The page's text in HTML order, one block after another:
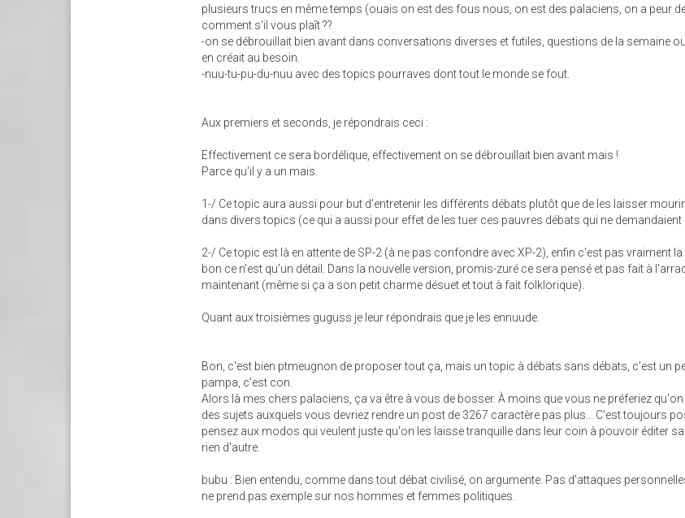
plusieurs trucs en même temps (ouais on est des fous nous, on est des palaciens, on a peur
comment s'il vous plaît ??
-on se débrouillait bien avant dans conversations diverses et futiles, questions de la semaine
en créait au besoin.
-nuu-tu-pu-du-nuu avec des topics pourraves dont tout le monde se fout.
Aux premiers et seconds, je répondrais ceci :
Effectivement ce sera bordélique, effectivement on se débrouillait bien avant mais !
Parce qu'il y a un mais.
1-/ Ce topic aura aussi pour but d'entretenir les différents débats plutôt que de les laisser
dans divers topics (ce qui a aussi pour effet de les tuer ces pauvres débats qui ne demandaient
2-/ Ce topic est là en attente de SP-2 (à ne pas confondre avec XP-2), enfin c'est pas vraiment
bon ce n'est qu'un détail. Dans la nouvelle version, promis-zuré ce sera pensé et pas fait à
maintenant (même si ça a son petit charme désuet et tout à fait folklorique).
Quant aux troisièmes guguss je leur répondrais que je les ennuude.
Bon, c'est bien ptmeugnon de proposer tout ça, mais un topic à débats sans débats, c'est un
pampa, c'est con.
Alors là mes chers palaciens, ça va être à vous de bosser. À moins que vous ne préferiez
des sujets auxquels vous devriez rendre un post de 3267 caractère pas plus... C'est toujours
pensez aux modos qui veulent juste qu'on les laisse tranquille dans leur coin à pouvoir éditer
rien d'autre.
bubu : Bien entendu, comme dans tout débat civilisé, on argumente. Pas d'attaques
ne prend pas exemple sur nos hommes et femmes politiques.